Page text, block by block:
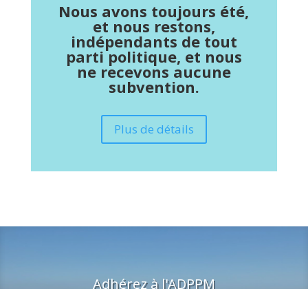
Nous avons toujours été,
et nous restons,
indépendants de tout
parti politique, et nous
ne recevons aucune
subvention.
Plus de détails
Adhérez à l'ADPPM